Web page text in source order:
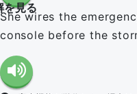
を見る
She wires the
console before the